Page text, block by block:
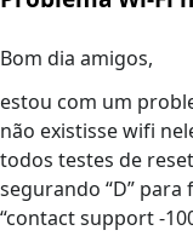
Bom dia amigos,
estou com um
não existisse wifi
todos testes de
segurando “D”
“contact support -